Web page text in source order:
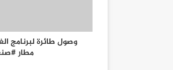
وصول طائرة لبرنامج
مطار